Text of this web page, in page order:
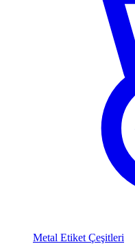
Metal Etiket Çeşitleri